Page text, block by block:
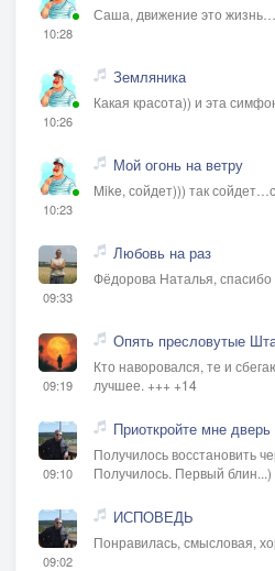
10:28
Саша, движение это
10:26
Земляника
Какая красота)) и эта
10:23
Мой огонь на ветру
Mike, сойдет))) так
09:33
Любовь на раз
Фёдорова Наталья, спасибо
09:19
Опять пресловутые
Кто наворовался, те и
лучшее. +++ +14
09:10
Приоткройте мне дверь
Получилось восстановить
Получилось. Первый блин...)
09:02
ИСПОВЕДЬ
Понравилась, смысловая,